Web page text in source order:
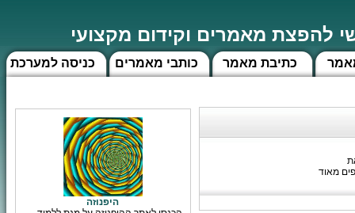
להפצת מאמרים וקידום מקצועי
כניסה למערכת כותבי מאמרים כתיבת מאמר
היפנוזה
מאוד